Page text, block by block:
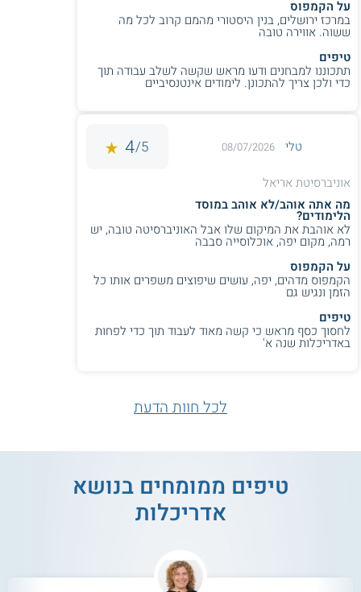
קראו גם על לימודי אדריכלות ימית
על הקמפוס
במרכז ירושלים, בנין היסטורי מהמם קרוב לכל מה
ששוה. אווירה טובה
טיפים
תתכוננו למבחנים ודעו מראש שקשה לשלב עבודה תוך
כדי ולכן צריך להתכונן. לימודים אינטנסיביים
טלי 08/07/2026
5/
4
אוניברסיטת אריאל
מה אתה אוהב/לא אוהב במוסד
הלימודים?
לא אוהבת את המיקום שלו אבל האוניברסיטה טובה, יש
רמה, מקום יפה, אוכלוסייה סבבה
על הקמפוס
הקמפוס מדהים, יפה, עושים שיפוצים משפרים אותו כל
הזמן ונגיש גם
טיפים
לחסוך כסף מראש כי קשה מאוד לעבוד תוך כדי לפחות
באדריכלות שנה א'
לכל חוות הדעת
טיפים ממומחים בנושא
אדריכלות